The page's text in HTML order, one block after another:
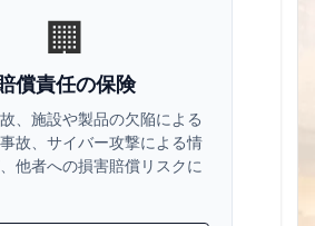
🏢
償責任の保険
、施設や製品の欠陥による
故、サイバー攻撃による情
他者への損害賠償リスクに